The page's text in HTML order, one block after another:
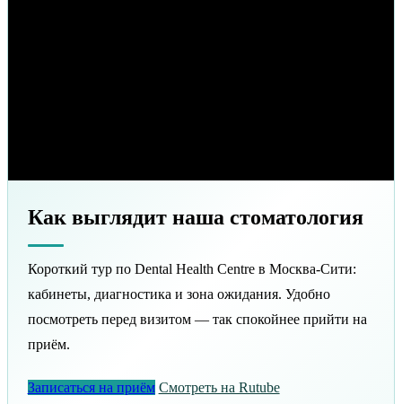
Как выглядит наша стоматология
Короткий тур по Dental Health Centre в Москва-Сити:
кабинеты, диагностика и зона ожидания. Удобно
посмотреть перед визитом — так спокойнее прийти на
приём.
Записаться на приём Смотреть на Rutube